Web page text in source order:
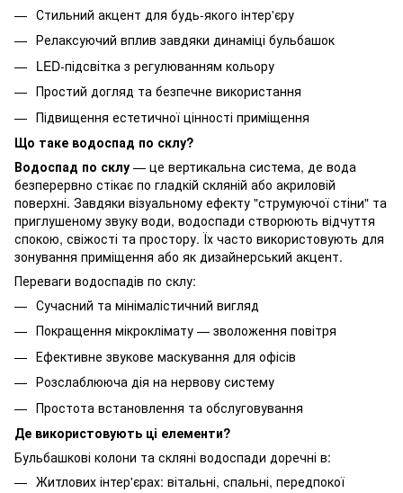
Стильний акцент для будь-якого інтер'єру
Релаксуючий вплив завдяки динаміці бульбашок
LED-підсвітка з регулюванням кольору
Простий догляд та безпечне використання
Підвищення естетичної цінності приміщення
Що таке водоспад по склу?
Водоспад по склу — це вертикальна система, де вода
безперервно стікає по гладкій скляній або акриловій
поверхні. Завдяки візуальному ефекту "струмуючої стіни" та
приглушеному звуку води, водоспади створюють відчуття
спокою, свіжості та простору. Їх часто використовують для
зонування приміщення або як дизайнерський акцент.
Переваги водоспадів по склу:
Сучасний та мінімалістичний вигляд
Покращення мікроклімату — зволоження повітря
Ефективне звукове маскування для офісів
Розслаблююча дія на нервову систему
Простота встановлення та обслуговування
Де використовують ці елементи?
Бульбашкові колони та скляні водоспади доречні в:
Житлових інтер'єрах: вітальні, спальні, передпокої